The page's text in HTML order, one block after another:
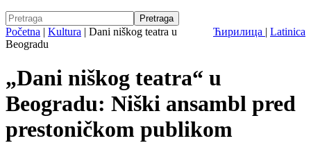
Ћирилица | Latinica
Početna | Kultura | Dani niškog teatra u
Beogradu
„Dani niškog teatra“ u
Beogradu: Niški ansambl pred
prestoničkom publikom